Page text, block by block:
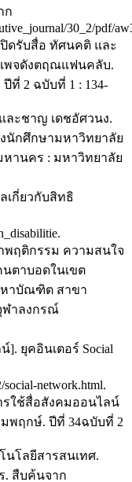
ก
30_2/pdf/
ปิดรับสื่อ ทัศนคติ และ
พจดังตฤณแฟนคลับ.
ที่ 2 ฉบับที่ 1 : 134-
ละชาญ เดชอัศวนง.
นักศึกษามหาวิทยาลัย
หานคร : มหาวิทยาลัย
เกี่ยวกับสิทธิ
พฤติกรรม ความสนใจ
ตาบอดในเขต
าบัณฑิต สาขา
ฬาลงกรณ์
]. ยุคอินเตอร์ Social
social-network.html.
รใช้สื่อสังคมออนไลน์
พฤกษ์. ปีที่ 34ฉบับที่ 2
นโลยีสารสนเทศ.
. สืบค้นจาก